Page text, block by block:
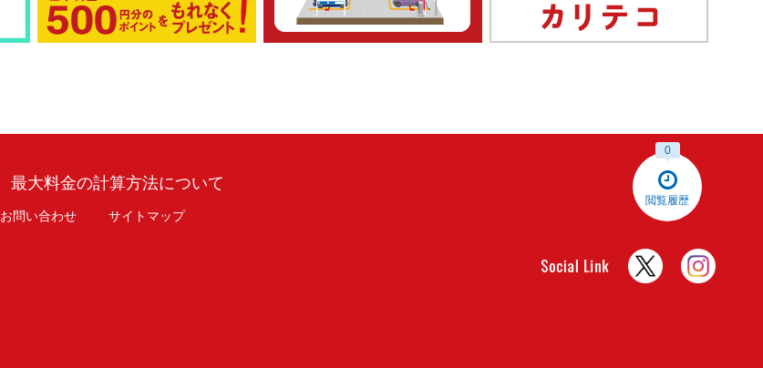
閲覧履歴
0
最大料金の計算方法について
お問い合わせ サイトマップ